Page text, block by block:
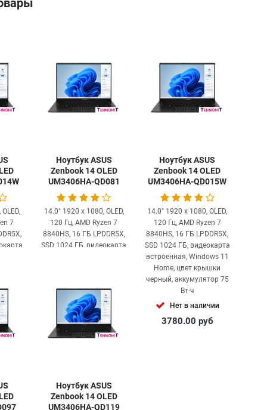
7
Ноутбук ASUS
Zenbook 14 OLED
UM3406HA-QD081
14.0" 1920 x 1080, OLED,
120 Гц, AMD Ryzen 7
8840HS, 16 ГБ LPDDR5X,
SSD 1024 ГБ, видеокарта
Нет в наличии
3160.51руб
Ноутбук ASUS
Zenbook 14 OLED
UM3406HA-QD015W
14.0" 1920 x 1080, OLED,
120 Гц, AMD Ryzen 7
8840HS, 16 ГБ LPDDR5X,
SSD 1024 ГБ, видеокарта
встроенная, Windows 11
Home, цвет крышки
черный, аккумулятор 75
Вт·ч
Нет в наличии
3780.00 руб
Ноутбук ASUS
Zenbook 14 OLED
UM3406HA-QD119